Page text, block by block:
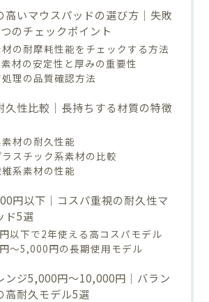
高いマウスパッドの選び方｜失敗
のチェックポイント
の耐摩耗性能をチェックする方法
材の安定性と厚みの重要性
理の品質確認方法
久性比較｜長持ちする材質の特徴
材の耐久性能
スチック系素材の比較
系素材の性能
円以下｜コスパ重視の耐久性マ
ド5選
以下で2年使える高コスパモデル
～5,000円の長期使用モデル
ンジ5,000円～10,000円｜バラン
高耐久モデル5選